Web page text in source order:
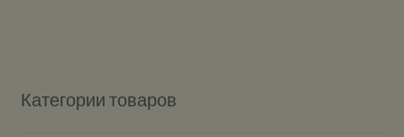
Категории товаров